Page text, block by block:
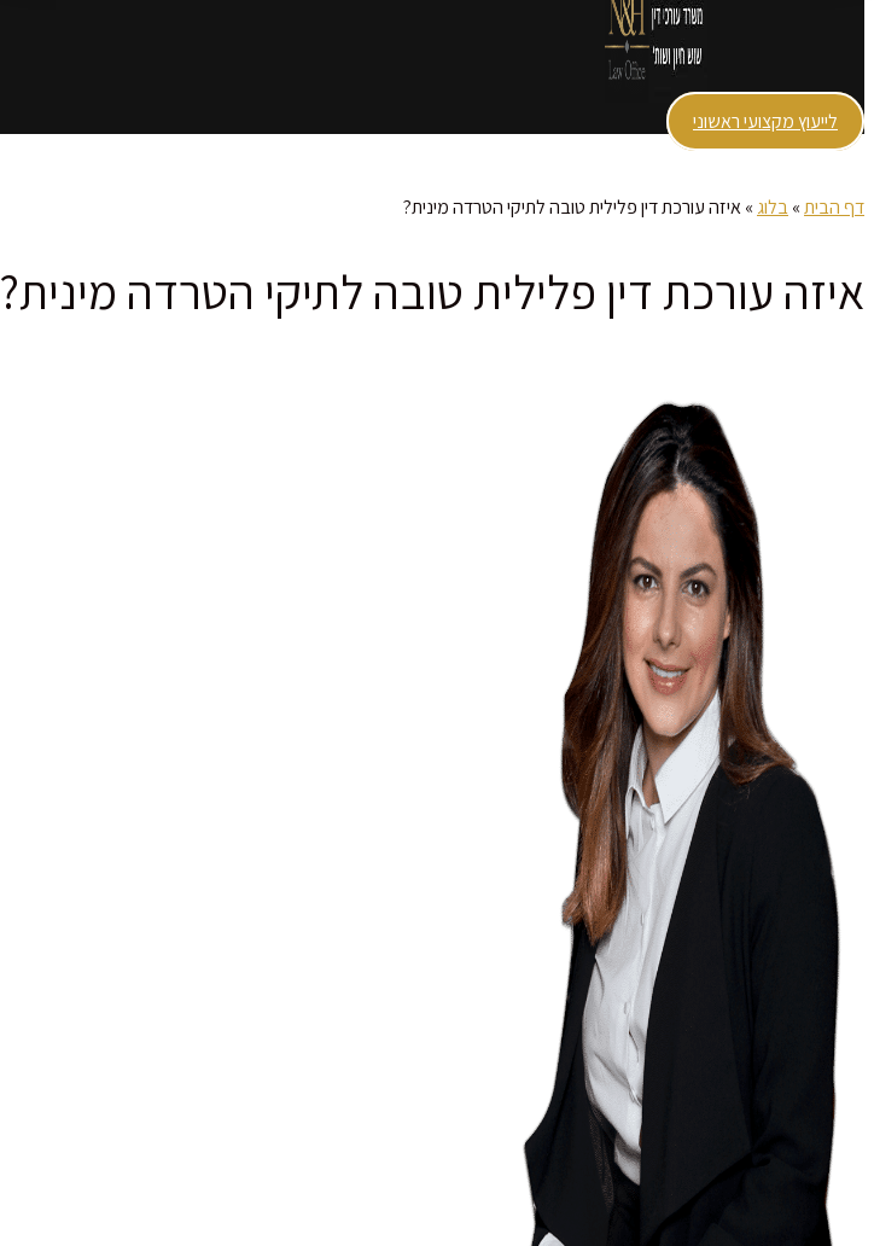
לייעוץ מקצועי ראשוני
דף הבית»בלוג »איזה עורכת דין פלילית טובה לתיקי הטרדה מינית?
איזה עורכת דין פלילית טובה לתיקי הטרדה מינית?